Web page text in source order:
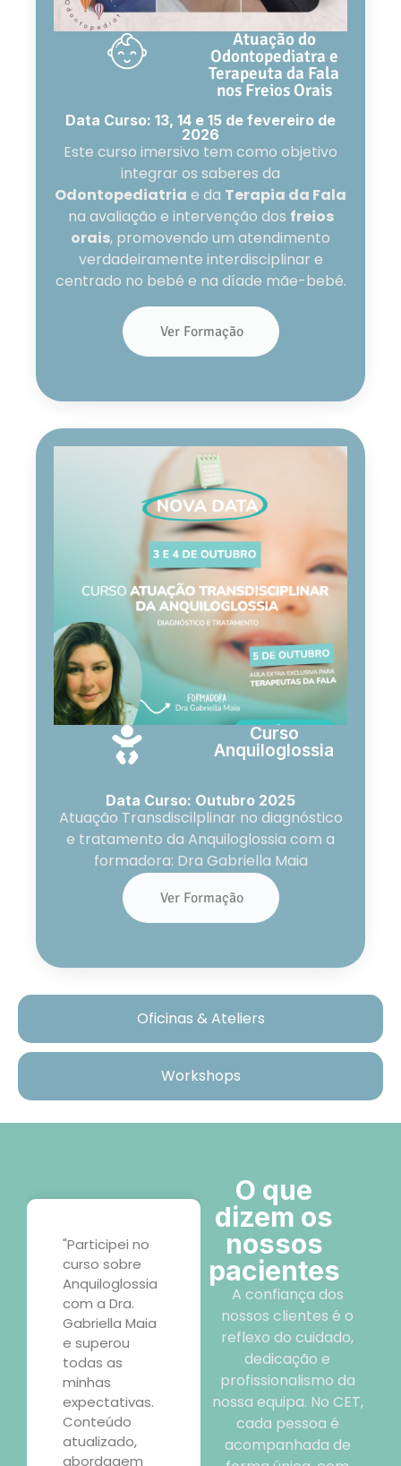
Oficinas & Ateliers
Workshops
Atuação do
Odontopediatra e
Terapeuta da Fala
nos Freios Orais
Data Curso: 13, 14 e 15 de fevereiro de
2026
Este curso imersivo tem como objetivo
integrar os saberes da
Odontopediatria e da Terapia da Fala
na avaliação e intervenção dos freios
orais, promovendo um atendimento
verdadeiramente interdisciplinar e
centrado no bebé e na díade mãe-bebé.
Ver Formação
Curso
Anquiloglossia
Data Curso: Outubro 2025
Atuação Transdiscilplinar no diagnóstico
e tratamento da Anquiloglossia com a
formadora: Dra Gabriella Maia
Ver Formação
"O workshop
sobre
desfralde foi
mesmo o que
eu precisava
como mãe e
educadora. Saí
de lá com
ferramentas
práticas e uma
nova
perspetiva
"Sou
terapeuta
ocupacional e
fiz uma
formação no
CET que me
mudou a
forma de olhar
para os
primeiros sinais
de disfunção
oral. Excelente
O que
dizem os
nossos
pacientes
A confiança dos
nossos clientes é o
reflexo do cuidado,
dedicação e
profissionalismo da
nossa equipa. No CET,
cada pessoa é
acompanhada de